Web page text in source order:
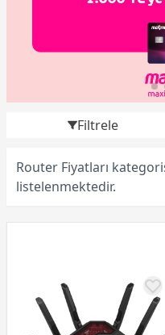
Filtrele
Router Fiyatları
listelenmektedir.